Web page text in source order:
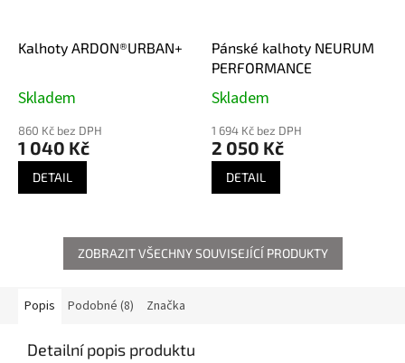
Kalhoty ARDON®URBAN+
Skladem
860 Kč bez DPH
1 040 Kč
DETAIL
Pánské kalhoty NEURUM
PERFORMANCE
Skladem
1 694 Kč bez DPH
2 050 Kč
DETAIL
ZOBRAZIT VŠECHNY SOUVISEJÍCÍ PRODUKTY
Popis Podobné (8) Značka
Detailní popis produktu